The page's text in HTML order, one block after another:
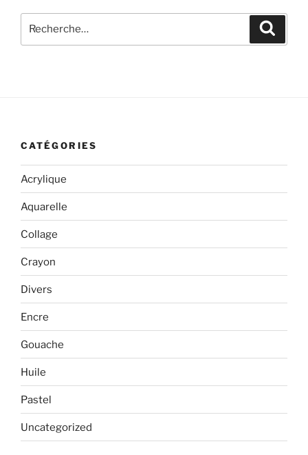
pour
CATÉGORIES
Acrylique
Aquarelle
Collage
Crayon
Divers
Encre
Gouache
Huile
Pastel
Uncategorized